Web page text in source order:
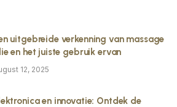
uitgebreide verkenning van massage
en het juiste gebruik ervan
12, 2025
en innovatie: Ontdek de